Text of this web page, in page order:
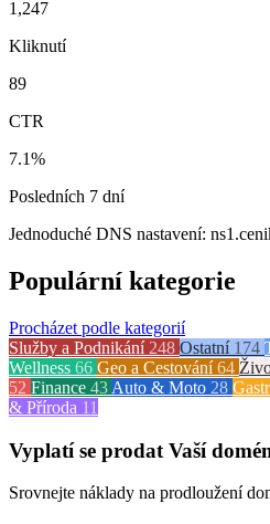
1,247
Kliknutí
89
CTR
7.1%
Posledních 7 dní
Jednoduché DNS nastavení:
Populární kategorie
Procházet podle kategorií
Služby a Podnikání 248 Ostatní 174
Wellness 66 Geo a Cestování 64
52 Finance 43 Auto & Moto 28
& Příroda 11
Vyplatí se prodat Vaší
Srovnejte náklady na prodloužení